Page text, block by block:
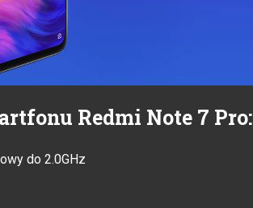
Redmi Note 7 Pro:
do 2.0GHz